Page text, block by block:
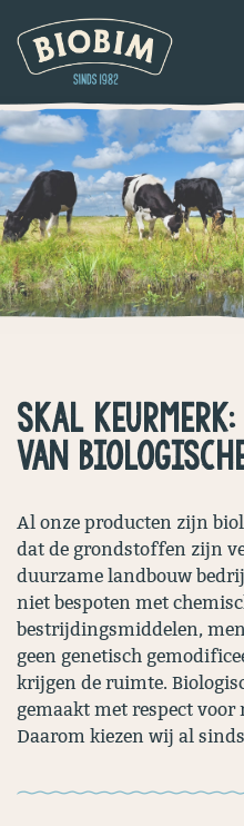
SKAL
VAN
Al onze producten zijn
dat de grondstoffen zijn
duurzame landbouw
niet bespoten met
bestrijdingsmiddelen,
geen genetisch
krijgen de ruimte.
gemaakt met respect
Daarom kiezen wij al